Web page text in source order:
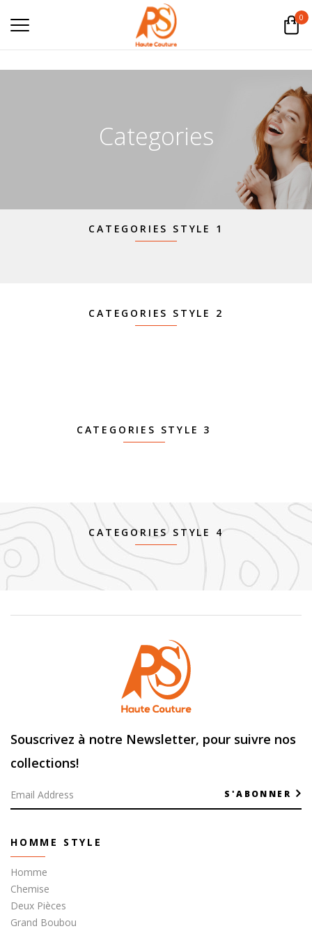
0
Categories
CATEGORIES STYLE 1
CATEGORIES STYLE 2
CATEGORIES STYLE 3
CATEGORIES STYLE 4
Souscrivez à notre Newsletter, pour suivre nos
collections!
S'ABONNER
HOMME STYLE
Homme
Chemise
Deux Pièces
Grand Boubou